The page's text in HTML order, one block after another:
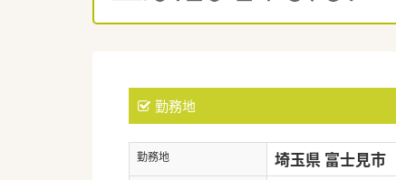
勤務地
勤務地 埼玉県 富士見市